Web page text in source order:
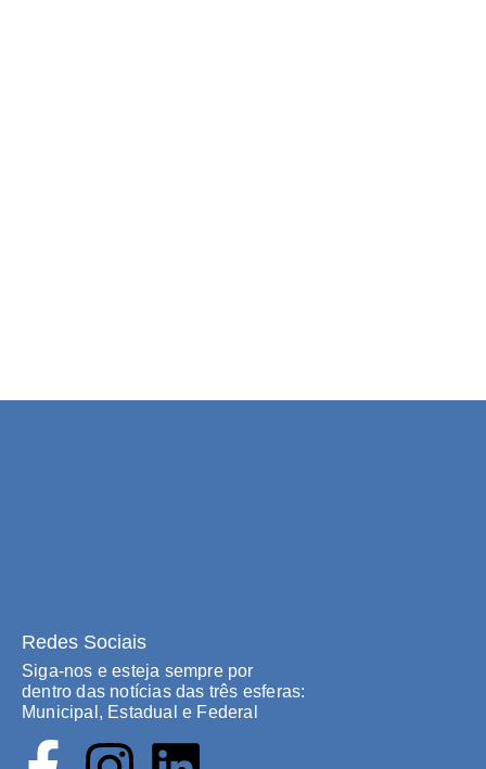
Redes Sociais
Siga-nos e esteja sempre por
dentro das notícias das três esferas:
Municipal, Estadual e Federal